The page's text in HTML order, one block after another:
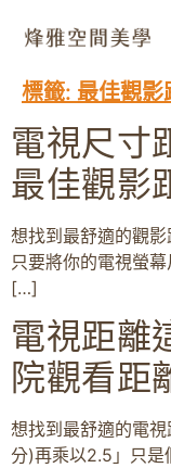
標籤: 最佳觀影
電視尺寸
最佳觀影
想找到最舒適的觀
只要將你的電視螢
[…]
電視距離
院觀看距
想找到最舒適的電
分)再乘以2.5」只